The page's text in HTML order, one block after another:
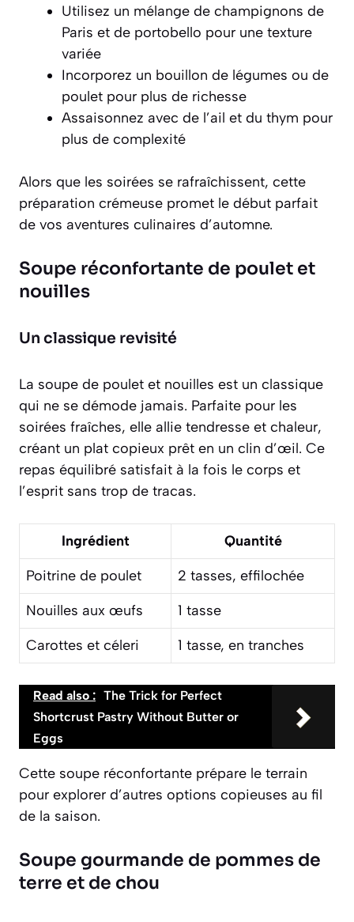
Utilisez un mélange de champignons de
Paris et de portobello pour une texture
variée
Incorporez un bouillon de légumes ou de
poulet pour plus de richesse
Assaisonnez avec de l’ail et du thym pour
plus de complexité
Alors que les soirées se rafraîchissent, cette
préparation crémeuse promet le début parfait
de vos aventures culinaires d’automne.
Soupe réconfortante de poulet et
nouilles
Un classique revisité
La soupe de poulet et nouilles est un classique
qui ne se démode jamais. Parfaite pour les
soirées fraîches, elle allie tendresse et chaleur,
créant un plat copieux prêt en un clin d’œil. Ce
repas équilibré satisfait à la fois le corps et
l’esprit sans trop de tracas.
Ingrédient
Quantité
Poitrine de poulet
2 tasses, effilochée
Nouilles aux œufs
1 tasse
Carottes et céleri
1 tasse, en tranches
Read also : The Trick for Perfect
Shortcrust Pastry Without Butter or
Eggs
Cette soupe réconfortante prépare le terrain
pour explorer d’autres options copieuses au fil
de la saison.
Soupe gourmande de pommes de
terre et de chou